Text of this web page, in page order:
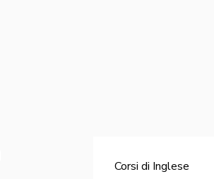
Corsi di Inglese